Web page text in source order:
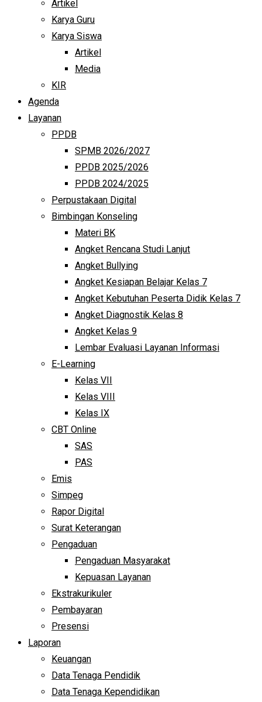
Artikel
Karya Guru
Karya Siswa
Artikel
Media
KIR
Agenda
Layanan
PPDB
SPMB 2026/2027
PPDB 2025/2026
PPDB 2024/2025
Perpustakaan Digital
Bimbingan Konseling
Materi BK
Angket Rencana Studi Lanjut
Angket Bullying
Angket Kesiapan Belajar Kelas 7
Angket Kebutuhan Peserta Didik Kelas 7
Angket Diagnostik Kelas 8
Angket Kelas 9
Lembar Evaluasi Layanan Informasi
E-Learning
Kelas VII
Kelas VIII
Kelas IX
CBT Online
SAS
PAS
Emis
Simpeg
Rapor Digital
Surat Keterangan
Pengaduan
Pengaduan Masyarakat
Kepuasan Layanan
Ekstrakurikuler
Pembayaran
Presensi
Laporan
Keuangan
Data Tenaga Pendidik
Data Tenaga Kependidikan